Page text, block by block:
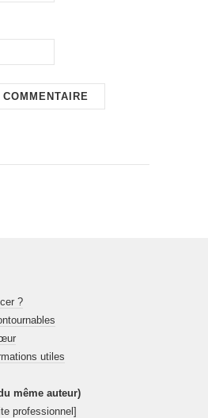
?
utiles
même auteur)
professionnel]